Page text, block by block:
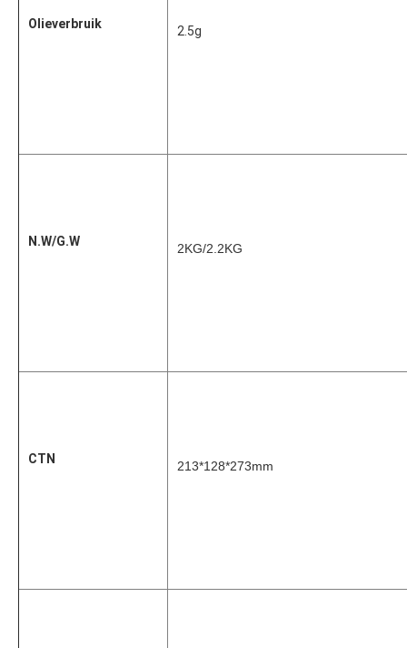
Olieverbruik 2.5g
N.W/G.W 2KG/2.2KG
CTN 213*128*273mm